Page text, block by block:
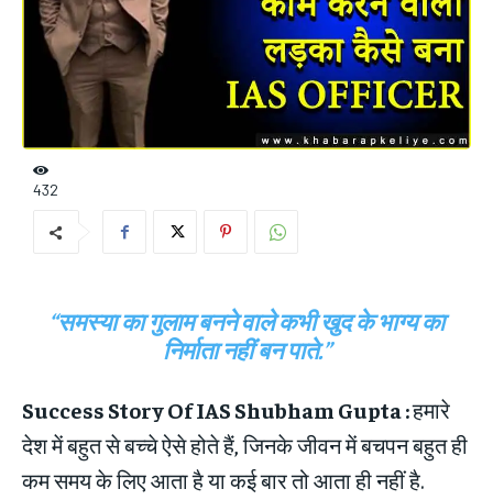
432
“समस्या का गुलाम बनने वाले कभी खुद के भाग्य का
निर्माता नहीं बन पाते.”
Success Story Of IAS Shubham Gupta :हमारे
देश में बहुत से बच्चे ऐसे होते हैं, जिनके जीवन में बचपन बहुत ही
कम समय के लिए आता है या कई बार तो आता ही नहीं है.